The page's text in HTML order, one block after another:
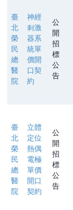
臺
北
榮
民
總
醫
院
神經
刺激
器系
統單
價開
口契
約
公
開
招
標
公
告
臺
北
榮
民
總
醫
院
立體
定位
熱偶
電極
單價
開口
契約
公
開
招
標
公
告